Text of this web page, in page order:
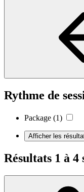
Rythme de
Package (1)
Afficher les
Résultats 1 à 4